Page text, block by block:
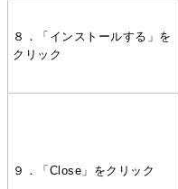
８．「インストールする」を
クリック
９．「Close」をクリック